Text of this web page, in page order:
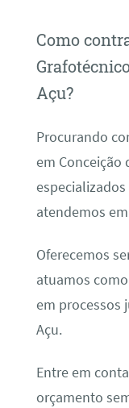
Como
Açu?
Procurando
em Conceição
atendemos
Oferecemos
atuamos
em processos
Açu.
Entre em
orçamento